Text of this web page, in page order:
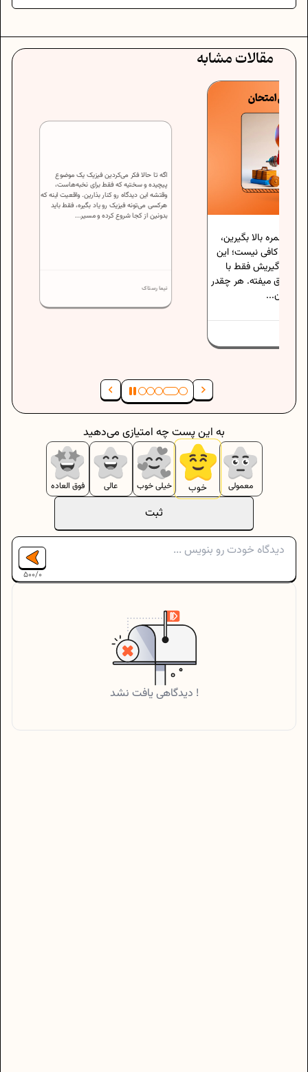
مقالات مشابه
بگیرین،
نیست؛ این
فقط با
هر چقدر
ثبت
معمولی خوب خیلی خوب عالی فوق العاده
به این پست چه امتیازی می‌دهید
500/0
دیدگاهی یافت نشد !